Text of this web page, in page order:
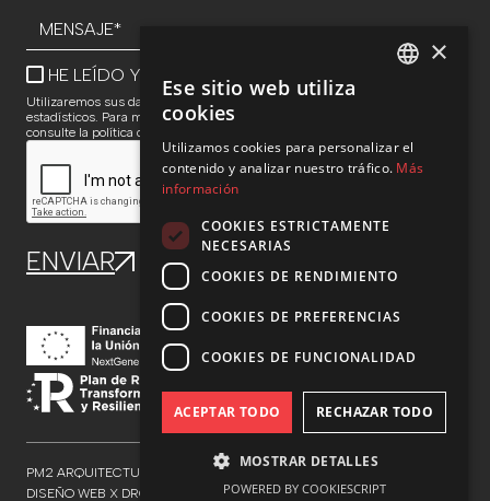
HE LEÍDO Y ACEPTO LA POLÍTICA DE PRIVACIDAD
Utilizaremos sus datos para responder consultas y realizar análisis
estadísticos. Para más información sobre el tratamiento y sus derechos,
consulte la política de privacidad
PM2 ARQUITECTURA - ©TODOS LOS DERECHOS RESERVADOS
DISEÑO WEB X DROOL
ENG
×
Ese sitio web utiliza
cookies
Utilizamos cookies para personalizar el
contenido y analizar nuestro tráfico. Más
información
COOKIES ESTRICTAMENTE
NECESARIAS
COOKIES DE RENDIMIENTO
COOKIES DE PREFERENCIAS
COOKIES DE FUNCIONALIDAD
ACEPTAR TODO RECHAZAR TODO
MOSTRAR DETALLES
POWERED BY COOKIESCRIPT